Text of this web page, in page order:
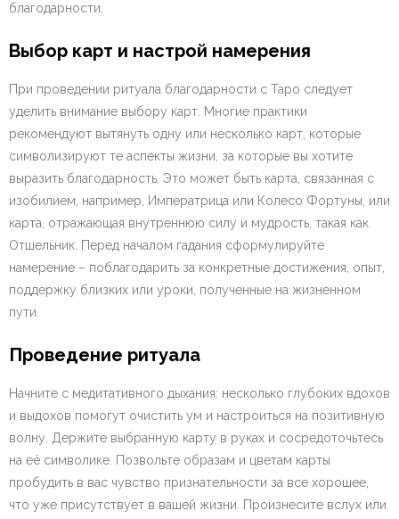
благодарности.
Выбор карт и настрой намерения
При проведении ритуала благодарности с Таро следует
уделить внимание выбору карт. Многие практики
рекомендуют вытянуть одну или несколько карт, которые
символизируют те аспекты жизни, за которые вы хотите
выразить благодарность. Это может быть карта, связанная с
изобилием, например, Императрица или Колесо Фортуны, или
карта, отражающая внутреннюю силу и мудрость, такая как
Отшельник. Перед началом гадания сформулируйте
намерение – поблагодарить за конкретные достижения, опыт,
поддержку близких или уроки, полученные на жизненном
пути.
Проведение ритуала
Начните с медитативного дыхания: несколько глубоких вдохов
и выдохов помогут очистить ум и настроиться на позитивную
волну. Держите выбранную карту в руках и сосредоточьтесь
на её символике. Позвольте образам и цветам карты
пробудить в вас чувство признательности за все хорошее,
что уже присутствует в вашей жизни. Произнесите вслух или